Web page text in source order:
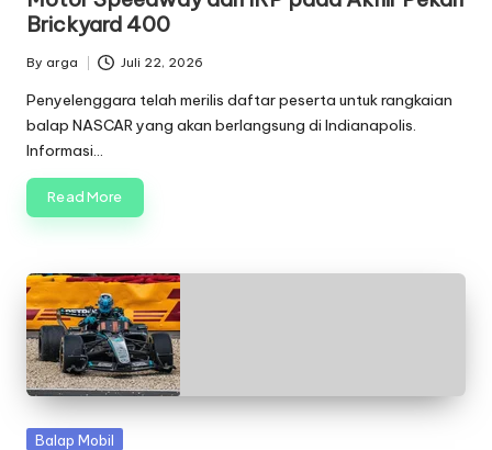
Brickyard 400
Posted
by
By arga Juli 22, 2026
Penyelenggara telah merilis daftar peserta untuk rangkaian
balap NASCAR yang akan berlangsung di Indianapolis.
Informasi…
Read More
Posted
Balap Mobil